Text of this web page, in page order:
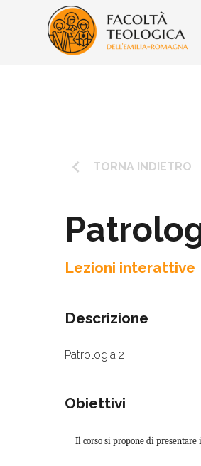
keyboard_arrow_left TORNA INDIETRO
Lezioni interattive
Descrizione
Patrologia 2
Obiettivi
Il corso si propone di